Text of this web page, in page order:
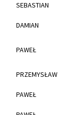
SEBASTIAN
DAMIAN
PAWEŁ
PRZEMYSŁAW
PAWEŁ